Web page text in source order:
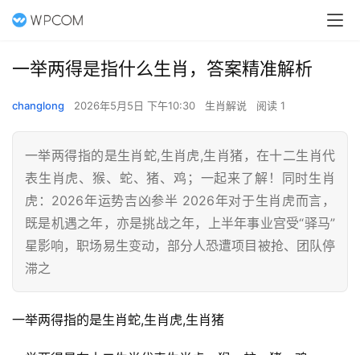
一举两得是指什么生肖，答案精准解析
changlong 2026年5月5日 下午10:30 生肖解说 阅读 1
一举两得指的是生肖蛇,生肖虎,生肖猪，在十二生肖代
表生肖虎、猴、蛇、猪、鸡；一起来了解！同时生肖
虎：2026年运势吉凶参半 2026年对于生肖虎而言，
既是机遇之年，亦是挑战之年，上半年事业宫受“驿马”
星影响，职场易生变动，部分人恐遭项目被抢、团队停
滞之
一举两得指的是生肖蛇,生肖虎,生肖猪